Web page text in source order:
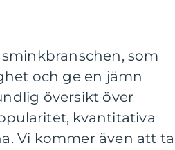
som
och ge en jämn
översikt över
kvantitativa
Vi kommer även att ta